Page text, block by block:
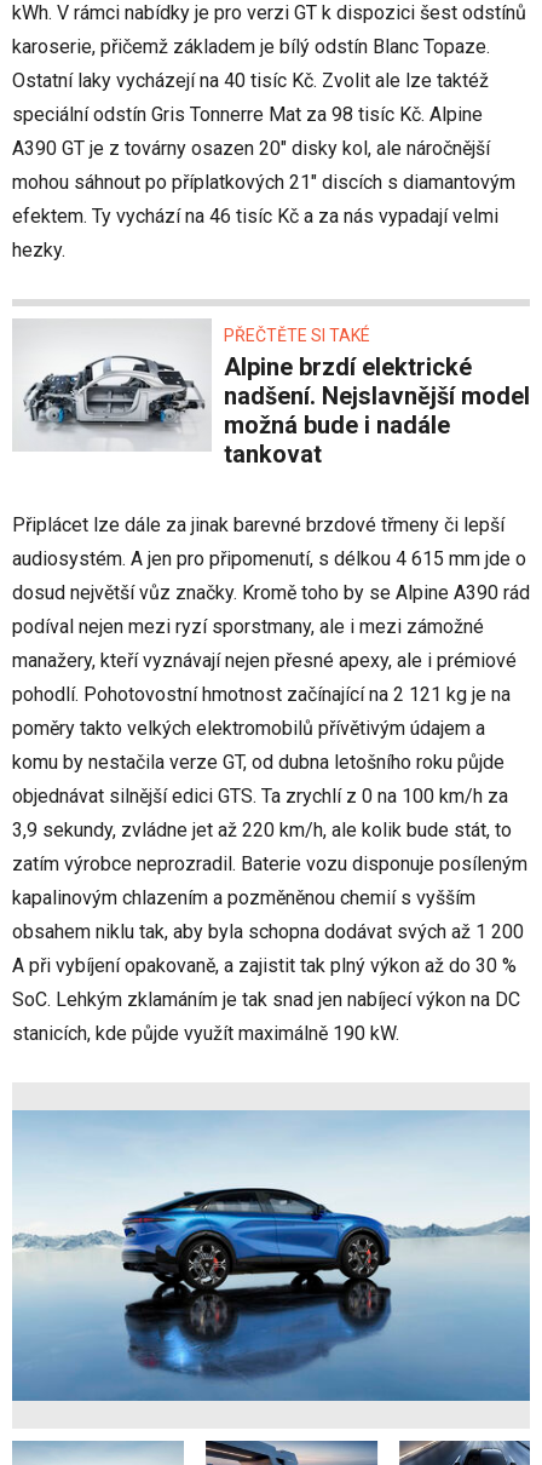
kWh. V rámci nabídky je pro verzi GT k dispozici šest odstínů
karoserie, přičemž základem je bílý odstín Blanc Topaze.
Ostatní laky vycházejí na 40 tisíc Kč. Zvolit ale lze taktéž
speciální odstín Gris Tonnerre Mat za 98 tisíc Kč. Alpine
A390 GT je z továrny osazen 20" disky kol, ale náročnější
mohou sáhnout po příplatkových 21" discích s diamantovým
efektem. Ty vychází na 46 tisíc Kč a za nás vypadají velmi
hezky.
PŘEČTĚTE SI TAKÉ
Alpine brzdí elektrické
nadšení. Nejslavnější model
možná bude i nadále
tankovat
Připlácet lze dále za jinak barevné brzdové třmeny či lepší
audiosystém. A jen pro připomenutí, s délkou 4 615 mm jde o
dosud největší vůz značky. Kromě toho by se Alpine A390 rád
podíval nejen mezi ryzí sporstmany, ale i mezi zámožné
manažery, kteří vyznávají nejen přesné apexy, ale i prémiové
pohodlí. Pohotovostní hmotnost začínající na 2 121 kg je na
poměry takto velkých elektromobilů přívětivým údajem a
komu by nestačila verze GT, od dubna letošního roku půjde
objednávat silnější edici GTS. Ta zrychlí z 0 na 100 km/h za
3,9 sekundy, zvládne jet až 220 km/h, ale kolik bude stát, to
zatím výrobce neprozradil. Baterie vozu disponuje posíleným
kapalinovým chlazením a pozměněnou chemií s vyšším
obsahem niklu tak, aby byla schopna dodávat svých až 1 200
A při vybíjení opakovaně, a zajistit tak plný výkon až do 30 %
SoC. Lehkým zklamáním je tak snad jen nabíjecí výkon na DC
stanicích, kde půjde využít maximálně 190 kW.